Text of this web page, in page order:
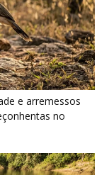
subaquática